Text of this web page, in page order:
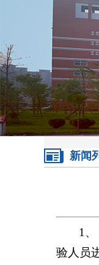
新闻
1
验人员